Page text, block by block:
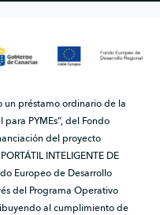
un préstamo ordinario de la
PYMEs”, del Fondo
del proyecto
INTELIGENTE DE
Europeo de Desarrollo
del Programa Operativo
al cumplimiento de